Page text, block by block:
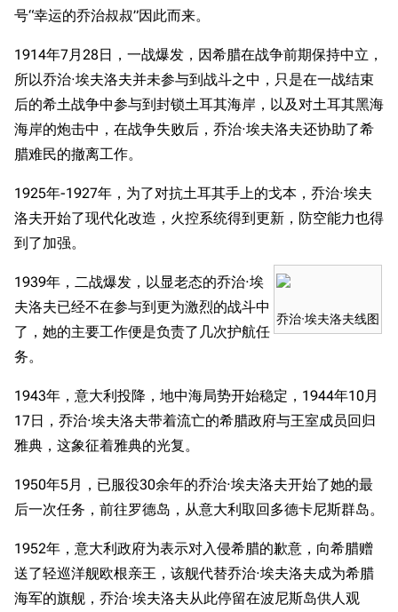
号“幸运的乔治叔叔”因此而来。
1914年7月28日，一战爆发，因希腊在战争前期保持中立，
所以乔治·埃夫洛夫并未参与到战斗之中，只是在一战结束
后的希土战争中参与到封锁土耳其海岸，以及对土耳其黑海
海岸的炮击中，在战争失败后，乔治·埃夫洛夫还协助了希
腊难民的撤离工作。
1925年-1927年，为了对抗土耳其手上的戈本，乔治·埃夫
洛夫开始了现代化改造，火控系统得到更新，防空能力也得
到了加强。
乔治·埃夫洛夫线图
1939年，二战爆发，以显老态的乔治·埃
夫洛夫已经不在参与到更为激烈的战斗中
了，她的主要工作便是负责了几次护航任
务。
1943年，意大利投降，地中海局势开始稳定，1944年10月
17日，乔治·埃夫洛夫带着流亡的希腊政府与王室成员回归
雅典，这象征着雅典的光复。
1950年5月，已服役30余年的乔治·埃夫洛夫开始了她的最
后一次任务，前往罗德岛，从意大利取回多德卡尼斯群岛。
1952年，意大利政府为表示对入侵希腊的歉意，向希腊赠
送了轻巡洋舰欧根亲王，该舰代替乔治·埃夫洛夫成为希腊
海军的旗舰，乔治·埃夫洛夫从此停留在波尼斯岛供人观